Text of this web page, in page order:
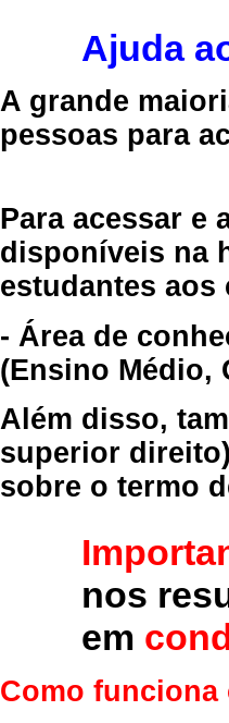
Ajuda
A grande
pessoas para
Para acessar e
disponíveis na
estudantes
- Área de
(Ensino Médio,
Além disso,
superior
sobre o termo
nos
em
Como